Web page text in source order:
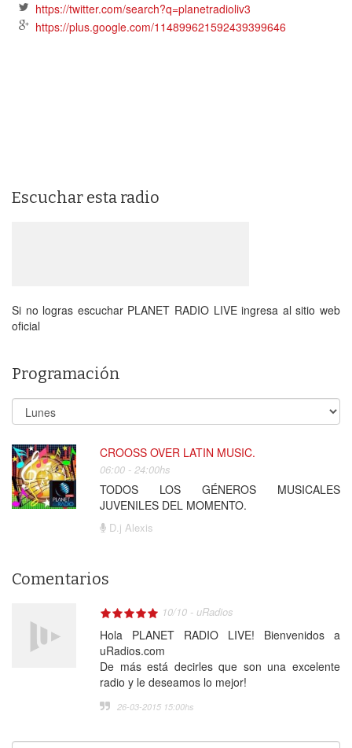
https://twitter.com/search?q=planetradioliv3
https://plus.google.com/114899621592439399646
Escuchar esta radio
Si no logras escuchar PLANET RADIO LIVE ingresa al sitio web
oficial
Programación
CROOSS OVER LATIN MUSIC.
06:00 - 24:00hs
TODOS LOS GÉNEROS MUSICALES
JUVENILES DEL MOMENTO.
D.j Alexis
Comentarios
10/10 - uRadios
Hola PLANET RADIO LIVE! Bienvenidos a
uRadios.com
De más está decirles que son una excelente
radio y le deseamos lo mejor!
26-03-2015 15:00hs